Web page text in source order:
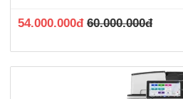
54.000.000đ 60.000.000đ